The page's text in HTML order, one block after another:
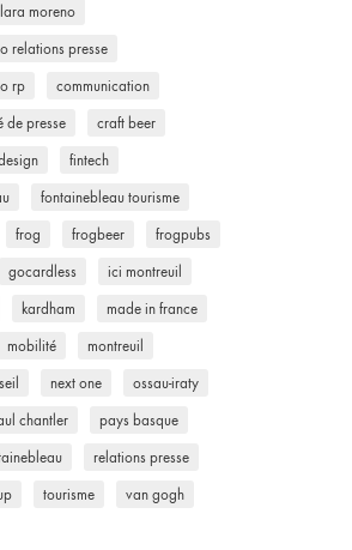
moreno
relations presse
rp communication
de presse craft beer
fintech
fontainebleau tourisme
frog frogbeer frogpubs
gocardless ici montreuil
kardham made in france
mobilité montreuil
next one ossau-iraty
chantler pays basque
relations presse
tourisme van gogh